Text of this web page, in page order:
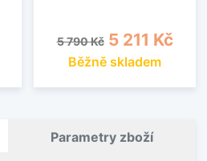
Běžná cena
5 790 Kč Cena
5 211 Kč
Běžně skladem
Parametry zboží